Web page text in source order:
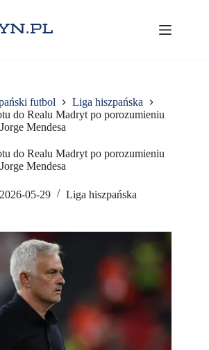
futbol
Liga hiszpańska
do Realu Madryt po porozumieniu
Mendesa
do Realu Madryt po porozumieniu
Mendesa
2026-05-29 Liga hiszpańska